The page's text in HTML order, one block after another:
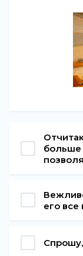
больше
его все